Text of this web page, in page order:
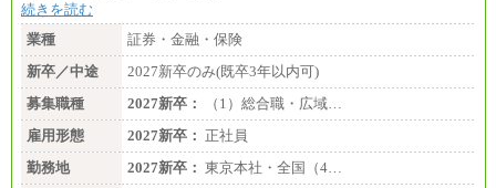
続きを読む
業種
証券・金融・保険
新卒／中途
2027新卒のみ(既卒3年以内可)
募集職種
2027新卒：
（1）総合職・広域…
雇用形態
2027新卒： 正社員
勤務地
2027新卒： 東京本社・全国（4…